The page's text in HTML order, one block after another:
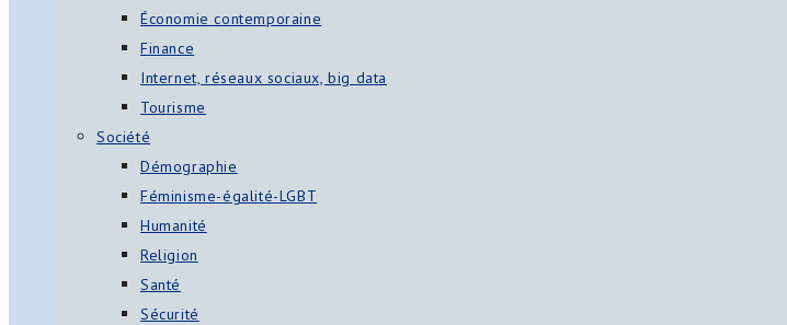
Économie contemporaine
Finance
Internet, réseaux sociaux, big data
Tourisme
Société
Démographie
Féminisme-égalité-LGBT
Humanité
Religion
Santé
Sécurité